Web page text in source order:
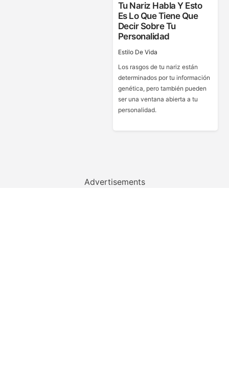
Tu Nariz Habla Y Esto
Es Lo Que Tiene Que
Decir Sobre Tu
Personalidad
Estilo De Vida
Los rasgos de tu nariz están
determinados por tu información
genética, pero también pueden
ser una ventana abierta a tu
personalidad.
Advertisements